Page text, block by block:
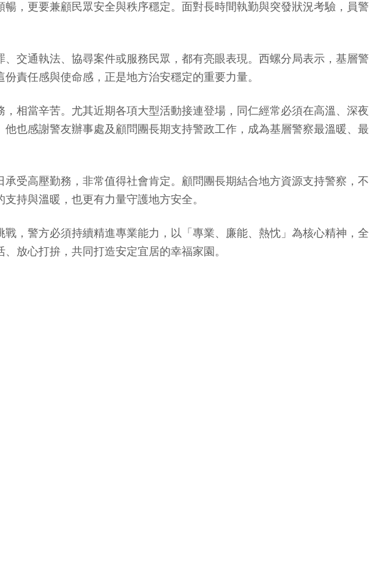
，更要兼顧民眾安全與秩序穩定。面對長時間執勤與突發狀況考驗，員警
交通執法、協尋案件或服務民眾，都有亮眼表現。西螺分局表示，基層警
責任感與使命感，正是地方治安穩定的重要力量。
相當辛苦。尤其近期各項大型活動接連登場，同仁經常必須在高溫、深夜
也感謝警友辦事處及顧問團長期支持警政工作，成為基層警察最溫暖、最
受高壓勤務，非常值得社會肯定。顧問團長期結合地方資源支持警察，不
持與溫暖，也更有力量守護地方安全。
，警方必須持續精進專業能力，以「專業、廉能、熱忱」為核心精神，全
放心打拚，共同打造安定宜居的幸福家園。